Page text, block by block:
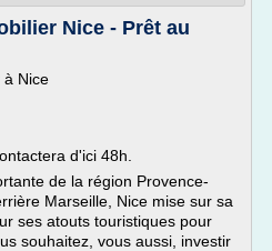
Nice - Prêt au
à Nice
d'ici 48h.
de la région Provence-
Marseille, Nice mise sur sa
ses atouts touristiques pour
souhaitez, vous aussi, investir